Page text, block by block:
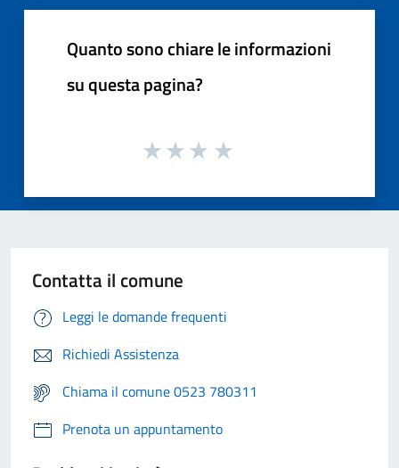
Quanto sono chiare le informazioni
su questa pagina?
Contatta il comune
Leggi le domande frequenti
Richiedi Assistenza
Chiama il comune 0523 780311
Prenota un appuntamento